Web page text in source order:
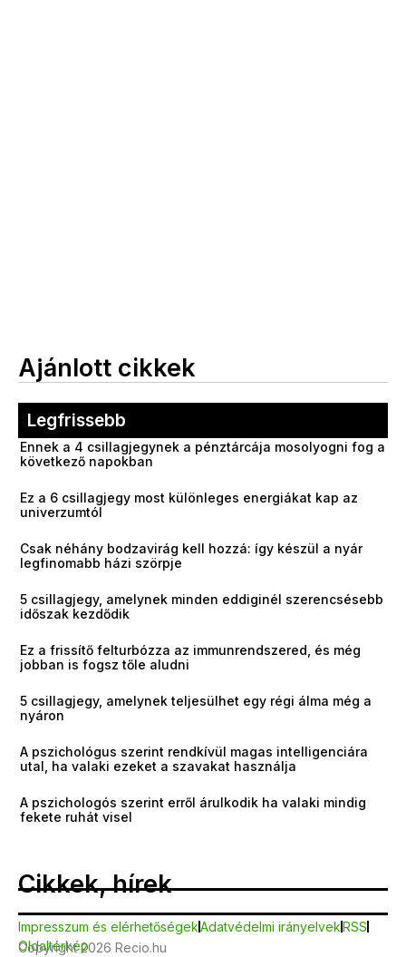
Ajánlott cikkek
Legfrissebb
Ennek a 4 csillagjegynek a pénztárcája mosolyogni fog a
következő napokban
Ez a 6 csillagjegy most különleges energiákat kap az
univerzumtól
Csak néhány bodzavirág kell hozzá: így készül a nyár
legfinomabb házi szörpje
5 csillagjegy, amelynek minden eddiginél szerencsésebb
időszak kezdődik
Ez a frissítő felturbózza az immunrendszered, és még
jobban is fogsz tőle aludni
5 csillagjegy, amelynek teljesülhet egy régi álma még a
nyáron
A pszichológus szerint rendkívül magas intelligenciára
utal, ha valaki ezeket a szavakat használja
A pszichologós szerint erről árulkodik ha valaki mindig
fekete ruhát visel
Cikkek, hírek
Impresszum és elérhetőségekAdatvédelmi irányelvekRSS
Oldaltérkép
Copyright 2026 Recio.hu